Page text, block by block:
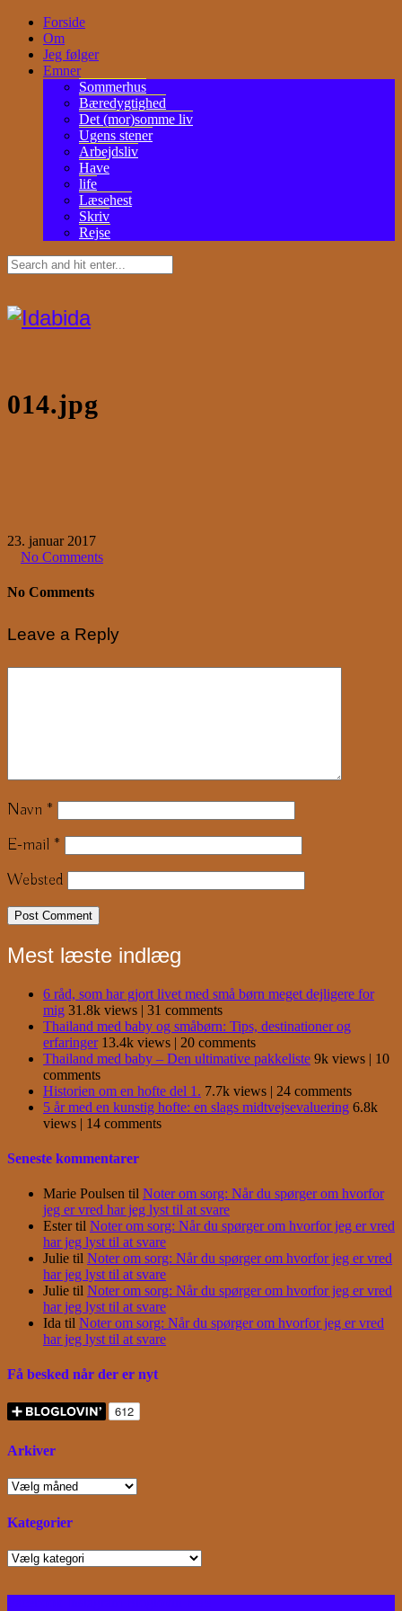
Forside
Om
Jeg følger
Emner
Sommerhus
Bæredygtighed
Det (mor)somme liv
Ugens stener
Arbejdsliv
Have
life
Læsehest
Skriv
Rejse
014.jpg
23. januar 2017
No Comments
No Comments
Leave a Reply
Navn *
E-mail *
Websted
Mest læste indlæg
6 råd, som har gjort livet med små børn meget dejligere for
mig 31.8k views | 31 comments
Thailand med baby og småbørn: Tips, destinationer og
erfaringer 13.4k views | 20 comments
Thailand med baby – Den ultimative pakkeliste 9k views | 10
comments
Historien om en hofte del 1. 7.7k views | 24 comments
5 år med en kunstig hofte: en slags midtvejsevaluering 6.8k
views | 14 comments
Seneste kommentarer
Marie Poulsen til Noter om sorg: Når du spørger om hvorfor
jeg er vred har jeg lyst til at svare
Estertil Noter om sorg: Når du spørger om hvorfor jeg er vred
har jeg lyst til at svare
Julie til Noter om sorg: Når du spørger om hvorfor jeg er vred
har jeg lyst til at svare
Julie til Noter om sorg: Når du spørger om hvorfor jeg er vred
har jeg lyst til at svare
Ida til Noter om sorg: Når du spørger om hvorfor jeg er vred
har jeg lyst til at svare
Få besked når der er nyt
Arkiver
Arkiver
Kategorier
Kategorier